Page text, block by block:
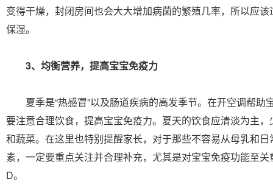
变得干燥，封闭房间也会大大增加病菌的繁殖几率，所以应
保湿。
3、均衡营养，提高宝宝免疫力
夏季是“热感冒”以及肠道疾病的高发季节。在开空调帮助
要注意合理饮食，提高宝宝免疫力。夏天的饮食应清淡为主
和蔬菜。在这里也特别提醒家长，对于那些不容易从母乳和
素，一定要重点关注并合理补充，尤其是对宝宝免疫功能至
D。